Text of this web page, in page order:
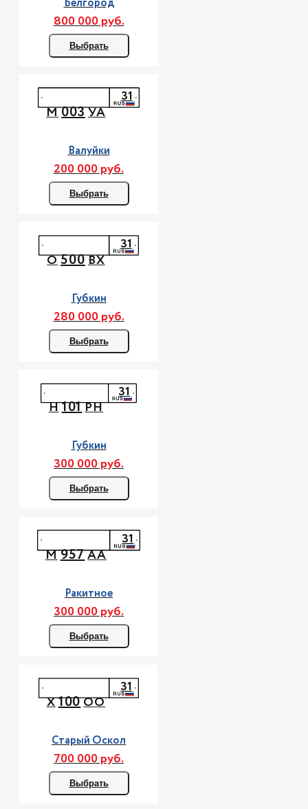
Белгород
800 000 руб.
Выбрать
М003УА
31
Валуйки
200 000 руб.
Выбрать
О500ВХ
31
Губкин
280 000 руб.
Выбрать
Н101РН
31
Губкин
300 000 руб.
Выбрать
М957АА
31
Ракитное
300 000 руб.
Выбрать
Х100ОО
31
Старый Оскол
700 000 руб.
Выбрать